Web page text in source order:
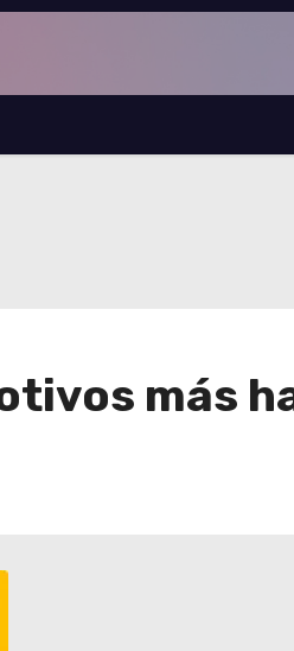
más